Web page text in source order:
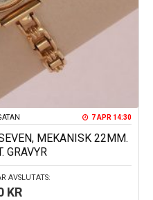
7 APR 14:30
MEKANISK 22MM.
GRAVYR
AVSLUTATS:
KR